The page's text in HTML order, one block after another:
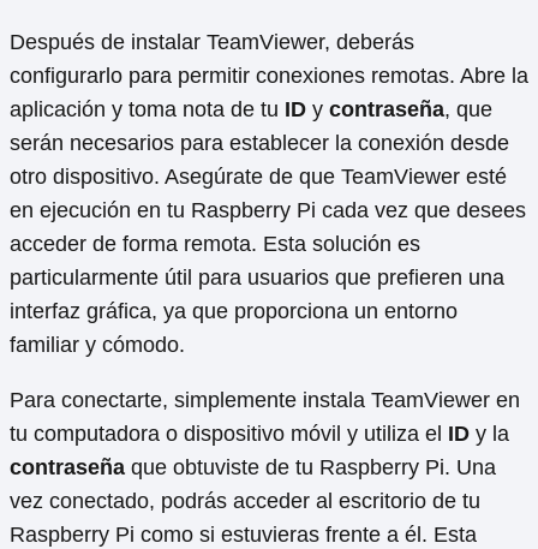
Después de instalar TeamViewer, deberás
configurarlo para permitir conexiones remotas. Abre la
aplicación y toma nota de tu ID y contraseña, que
serán necesarios para establecer la conexión desde
otro dispositivo. Asegúrate de que TeamViewer esté
en ejecución en tu Raspberry Pi cada vez que desees
acceder de forma remota. Esta solución es
particularmente útil para usuarios que prefieren una
interfaz gráfica, ya que proporciona un entorno
familiar y cómodo.
Para conectarte, simplemente instala TeamViewer en
tu computadora o dispositivo móvil y utiliza el ID y la
contraseña que obtuviste de tu Raspberry Pi. Una
vez conectado, podrás acceder al escritorio de tu
Raspberry Pi como si estuvieras frente a él. Esta